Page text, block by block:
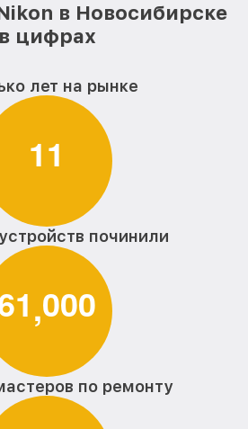
в Новосибирске
в цифрах
лет на рынке
11
починили
1,000
по ремонту